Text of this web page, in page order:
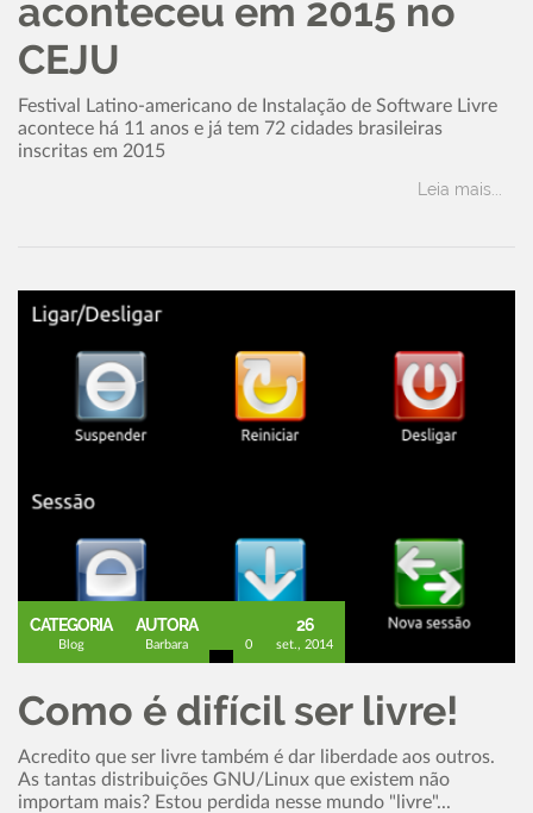
aconteceu em 2015 no
CEJU
Festival Latino-americano de Instalação de Software Livre
acontece há 11 anos e já tem 72 cidades brasileiras
inscritas em 2015
Leia mais...
CATEGORIA
Blog
AUTORA
Barbara 0
26
set., 2014
Como é difícil ser livre!
Acredito que ser livre também é dar liberdade aos outros.
As tantas distribuições GNU/Linux que existem não
importam mais? Estou perdida nesse mundo "livre"...